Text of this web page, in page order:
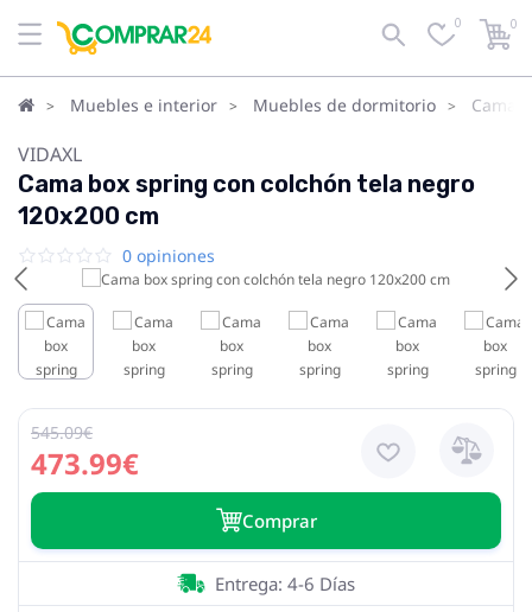
0 0
Muebles e interior Muebles de dormitorio Camas
VIDAXL
Cama box spring con colchón tela negro
120x200 cm
0 opiniones
473.99€
545.09€
Сomprar
Entrega: 4-6 Días